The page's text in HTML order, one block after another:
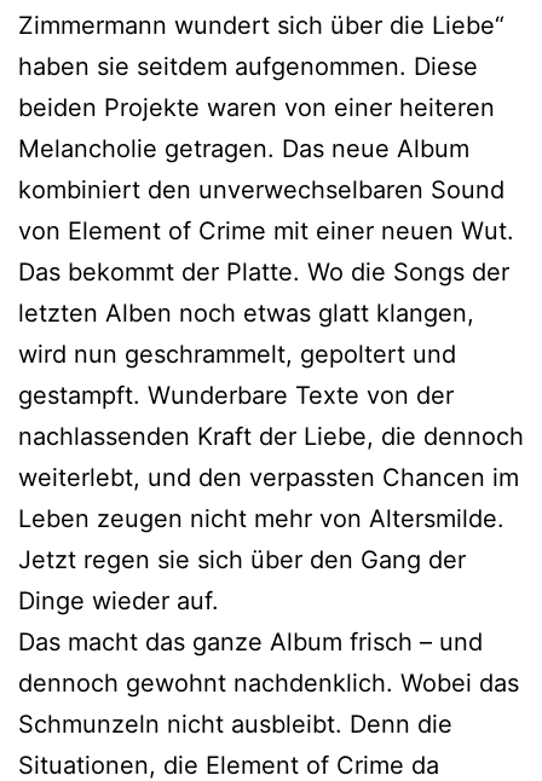
Zimmermann wundert sich über die Liebe“
haben sie seitdem aufgenommen. Diese
beiden Projekte waren von einer heiteren
Melancholie getragen. Das neue Album
kombiniert den unverwechselbaren Sound
von Element of Crime mit einer neuen Wut.
Das bekommt der Platte. Wo die Songs der
letzten Alben noch etwas glatt klangen,
wird nun geschrammelt, gepoltert und
gestampft. Wunderbare Texte von der
nachlassenden Kraft der Liebe, die dennoch
weiterlebt, und den verpassten Chancen im
Leben zeugen nicht mehr von Altersmilde.
Jetzt regen sie sich über den Gang der
Dinge wieder auf.
Das macht das ganze Album frisch – und
dennoch gewohnt nachdenklich. Wobei das
Schmunzeln nicht ausbleibt. Denn die
Situationen, die Element of Crime da